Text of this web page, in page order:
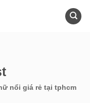
nổi giá rẻ tại tphcm